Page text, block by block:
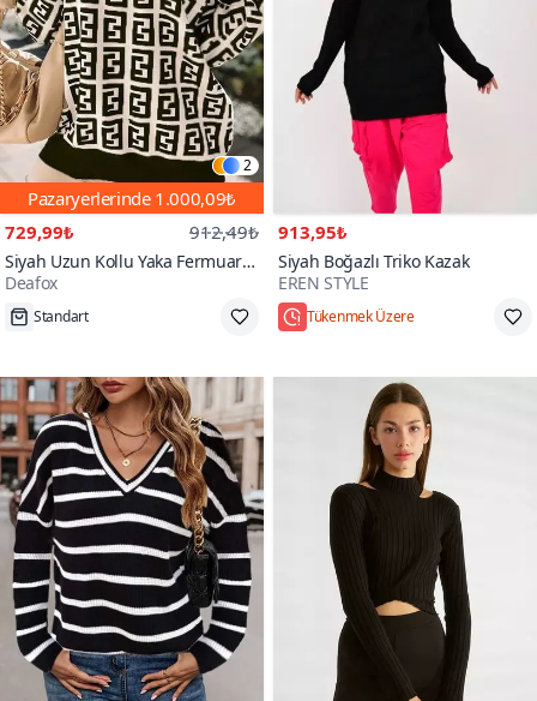
2
Pazaryerlerinde 1.000,09₺
729,99₺
912,49₺
Siyah Uzun Kollu Yaka Fermuarlı
Desenli Triko Kazak
Deafox
Standart
913,95₺
Siyah Boğazlı Triko Kazak
EREN STYLE
Tükenmek Üzere